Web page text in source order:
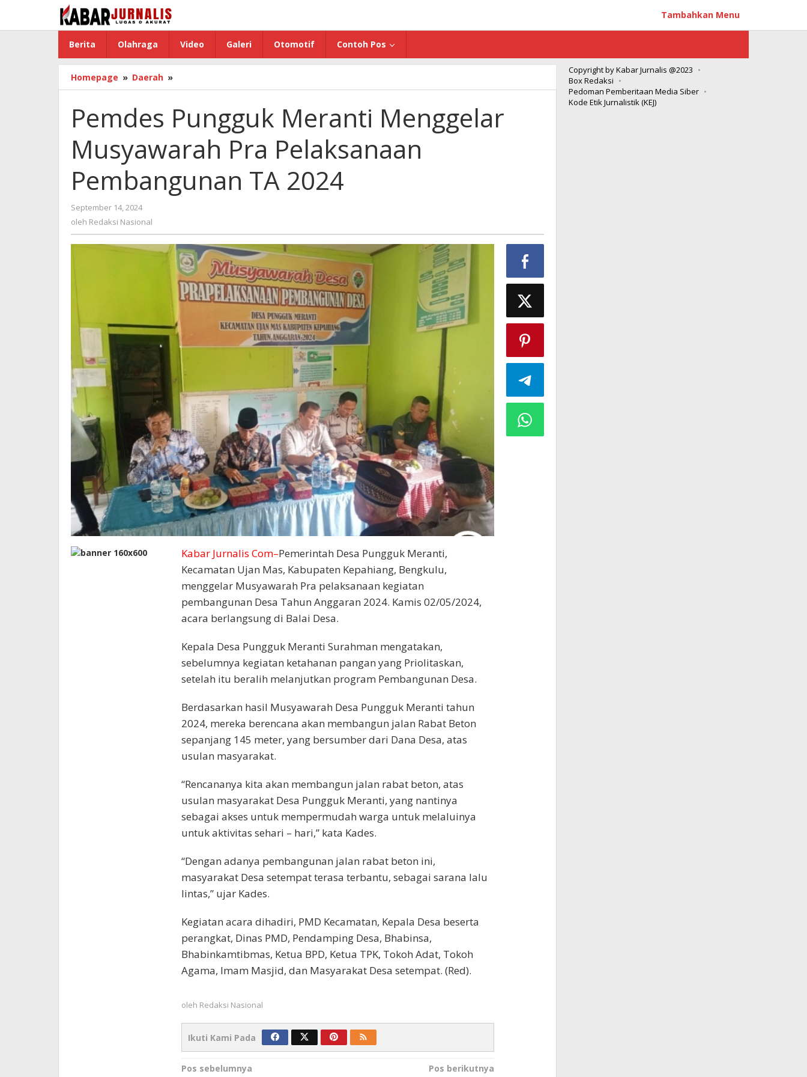
konten
Tambahkan Menu
Berita Olahraga Video Galeri Otomotif Contoh Pos
Homepage » Daerah »
Pungguk
Menggelar
Musyawarah
Pelaksanaan
TA
2024
Pemdes Pungguk Meranti Menggelar
Musyawarah Pra Pelaksanaan
Pembangunan TA 2024
September 14, 2024
Redaksi
oleh Redaksi Nasional
Kabar Jurnalis Com–Pemerintah Desa Pungguk Meranti,
Kecamatan Ujan Mas, Kabupaten Kepahiang, Bengkulu,
menggelar Musyawarah Pra pelaksanaan kegiatan
pembangunan Desa Tahun Anggaran 2024. Kamis 02/05/2024,
acara berlangsung di Balai Desa.
Kepala Desa Pungguk Meranti Surahman mengatakan,
sebelumnya kegiatan ketahanan pangan yang Priolitaskan,
setelah itu beralih melanjutkan program Pembangunan Desa.
Berdasarkan hasil Musyawarah Desa Pungguk Meranti tahun
2024, mereka berencana akan membangun jalan Rabat Beton
sepanjang 145 meter, yang bersumber dari Dana Desa, atas
usulan masyarakat.
“Rencananya kita akan membangun jalan rabat beton, atas
usulan masyarakat Desa Pungguk Meranti, yang nantinya
sebagai akses untuk mempermudah warga untuk melaluinya
untuk aktivitas sehari – hari,” kata Kades.
“Dengan adanya pembangunan jalan rabat beton ini,
masyarakat Desa setempat terasa terbantu, sebagai sarana lalu
lintas,” ujar Kades.
Kegiatan acara dihadiri, PMD Kecamatan, Kepala Desa beserta
perangkat, Dinas PMD, Pendamping Desa, Bhabinsa,
Bhabinkamtibmas, Ketua BPD, Ketua TPK, Tokoh Adat, Tokoh
Agama, Imam Masjid, dan Masyarakat Desa setempat. (Red).
oleh Redaksi Nasional
Ikuti Kami Pada
Navigasi
Pos sebelumnya
Pos berikutnya
Copyright by Kabar Jurnalis @2023
Box Redaksi
Pedoman Pemberitaan Media Siber
Kode Etik Jurnalistik (KEJ)